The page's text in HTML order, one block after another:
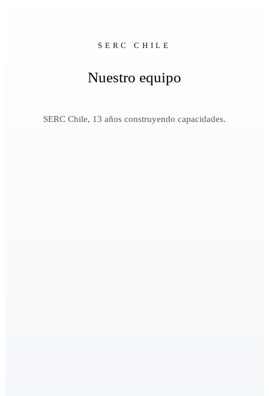
SERC CHILE
Nuestro equipo
SERC Chile, 13 años construyendo capacidades.